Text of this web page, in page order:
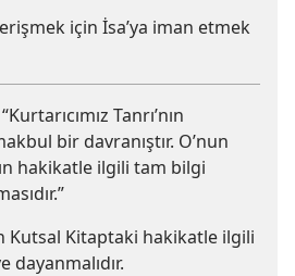
için İsa’ya iman etmek
“Kurtarıcımız Tanrı’nın
bir davranıştır. O’nun
hakikatle ilgili tam bilgi
Kutsal Kitaptaki hakikatle ilgili